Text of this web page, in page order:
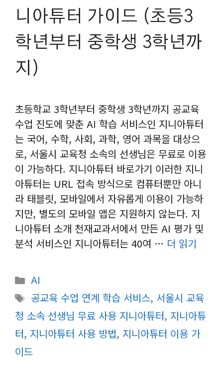
니아튜터 가이드 (초등3
학년부터 중학생 3학년까
지)
초등학교 3학년부터 중학생 3학년까지 공교육
수업 진도에 맞춘 AI 학습 서비스인 지니아튜터
는 국어, 수학, 사회, 과학, 영어 과목을 대상으
로, 서울시 교육청 소속의 선생님은 무료로 이용
이 가능하다. 지니아튜터 바로가기 이러한 지니
아튜터는 URL 접속 방식으로 컴퓨터뿐만 아니
라 태블릿, 모바일에서 자유롭게 이용이 가능하
지만, 별도의 모바일 앱은 지원하지 않는다. 지
니아튜터 소개 천재교과서에서 만든 AI 평가 및
분석 서비스인 지니아튜터는 40여 … 더 읽기
카
테
고
리
AI
태
그
공교육 수업 연계 학습 서비스, 서울시 교육
청 소속 선생님 무료 사용 지니아튜터, 지니아튜
터, 지니아튜터 사용 방법, 지니아튜터 이용 가
이드